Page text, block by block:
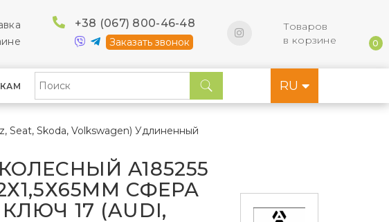
+38 (067) 800-46-48
Заказать звонок
Товаров
в корзине
0
RU
Seat, Skoda, Volkswagen) Удлиненный
A185255
СФЕРА
17 (AUDI,